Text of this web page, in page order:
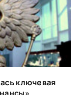
ключевая